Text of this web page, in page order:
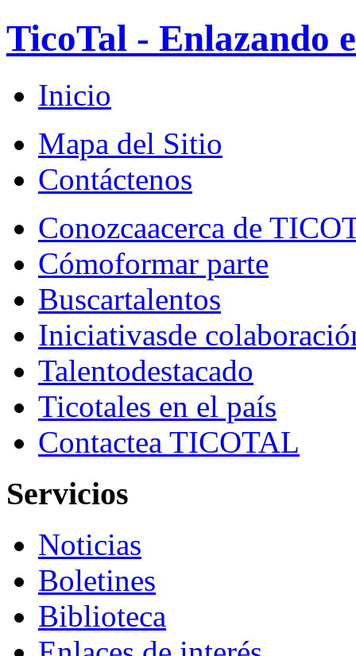
TicoTal - Enlazando
Inicio
Mapa del Sitio
Contáctenos
Conozcaacerca de
Cómoformar parte
Buscartalentos
Iniciativasde
Talentodestacado
Ticotales en el país
Contactea TICOTAL
Servicios
Noticias
Boletines
Biblioteca